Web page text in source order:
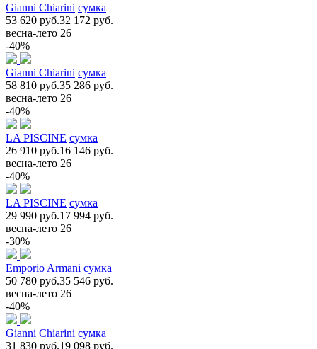
Gianni Chiarini сумка
53 620 руб.32 172 руб.
весна-лето 26
-40%
Gianni Chiarini сумка
58 810 руб.35 286 руб.
весна-лето 26
-40%
LA PISCINE сумка
26 910 руб.16 146 руб.
весна-лето 26
-40%
LA PISCINE сумка
29 990 руб.17 994 руб.
весна-лето 26
-30%
Emporio Armani сумка
50 780 руб.35 546 руб.
весна-лето 26
-40%
Gianni Chiarini сумка
31 830 руб.19 098 руб.